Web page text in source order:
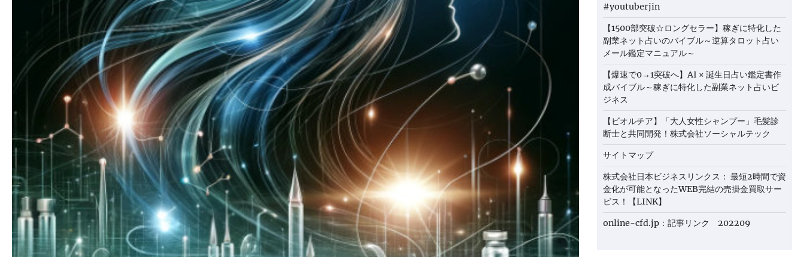
#youtuberjin
【1500部突破☆ロングセラー】稼ぎに特化した
副業ネット占いのバイブル～逆算タロット占い
メール鑑定マニュアル～
【爆速で0→1突破へ】AI × 誕生日占い鑑定書作
成バイブル～稼ぎに特化した副業ネット占いビ
ジネス
【ビオルチア】「大人女性シャンプー」毛髪診
断士と共同開発！株式会社ソーシャルテック
サイトマップ
株式会社日本ビジネスリンクス： 最短2時間で資
金化が可能となったWEB完結の売掛金買取サー
ビス！【LINK】
online-cfd.jp：記事リンク 202209